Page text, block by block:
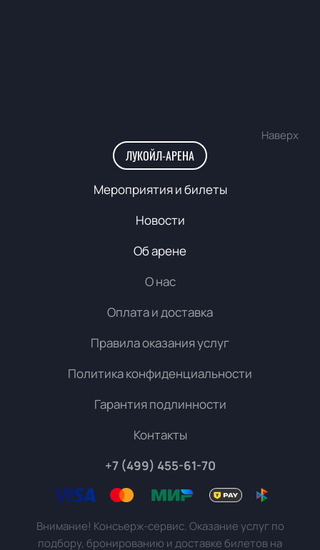
Наверх
ЛУКОЙЛ-АРЕНА
Мероприятия и билеты
Новости
Об арене
О нас
Оплата и доставка
Правила оказания услуг
Политика конфиденциальности
Гарантия подлинности
Контакты
+7 (499) 455-61-70
Внимание! Консьерж-сервис. Оказание услуг по
подбору, бронированию и доставке билетов на